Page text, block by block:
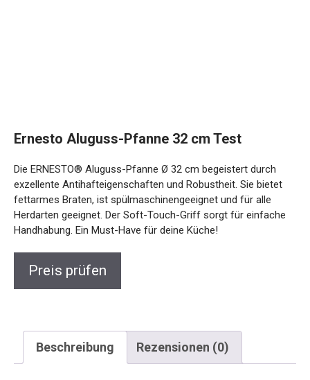
Ernesto Aluguss-Pfanne 32 cm Test
Die ERNESTO® Aluguss-Pfanne Ø 32 cm begeistert durch
exzellente Antihafteigenschaften und Robustheit. Sie bietet
fettarmes Braten, ist spülmaschinengeeignet und für alle
Herdarten geeignet. Der Soft-Touch-Griff sorgt für einfache
Handhabung. Ein Must-Have für deine Küche!
Preis prüfen
Beschreibung Rezensionen (0)